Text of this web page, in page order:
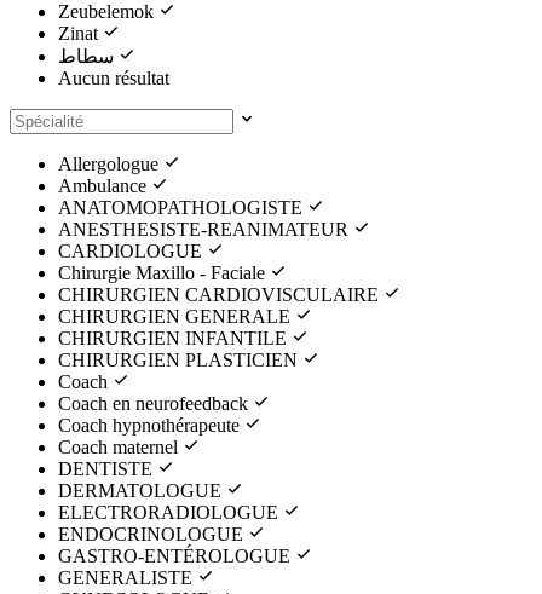
Zeubelemok
Zinat
سطاط
Aucun résultat
Allergologue
Ambulance
ANATOMOPATHOLOGISTE
ANESTHESISTE-REANIMATEUR
CARDIOLOGUE
Chirurgie Maxillo - Faciale
CHIRURGIEN CARDIOVISCULAIRE
CHIRURGIEN GENERALE
CHIRURGIEN INFANTILE
CHIRURGIEN PLASTICIEN
Coach
Coach en neurofeedback
Coach hypnothérapeute
Coach maternel
DENTISTE
DERMATOLOGUE
ELECTRORADIOLOGUE
ENDOCRINOLOGUE
GASTRO-ENTÉROLOGUE
GENERALISTE